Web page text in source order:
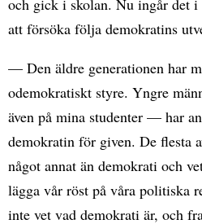
och gick i skolan. Nu ingår det i
att försöka följa demokratins
— Den äldre generationen har
odemokratiskt styre. Yngre
även på mina studenter — har
demokratin för given. De flesta
något annat än demokrati och
lägga vår röst på våra politiska
inte vet vad demokrati är, och